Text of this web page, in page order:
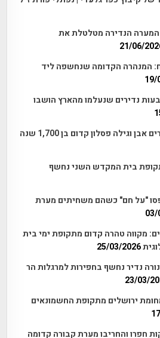
המערה הנדירה מטלטלת את
21/06/
המנהרה הקדומה שנחשפה ליד
19/
נדירים שנעלמו מהארץ הושבו
פסלון קדום בן 1,700 שנה
בית המקדש השני נחשף
"על חם" כשהם משחיתים מערת
03/
מקווה טהרה קדום מתקופת ימי בית
25/03/2026
נדיר נחשף בחפירות למרגלות הר
23/03/
ירושלים מתקופת החשמונאים
חפרו והחריבו מערת קבורה קדומה